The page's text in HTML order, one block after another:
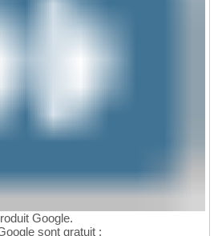
Google.
sont gratuit :